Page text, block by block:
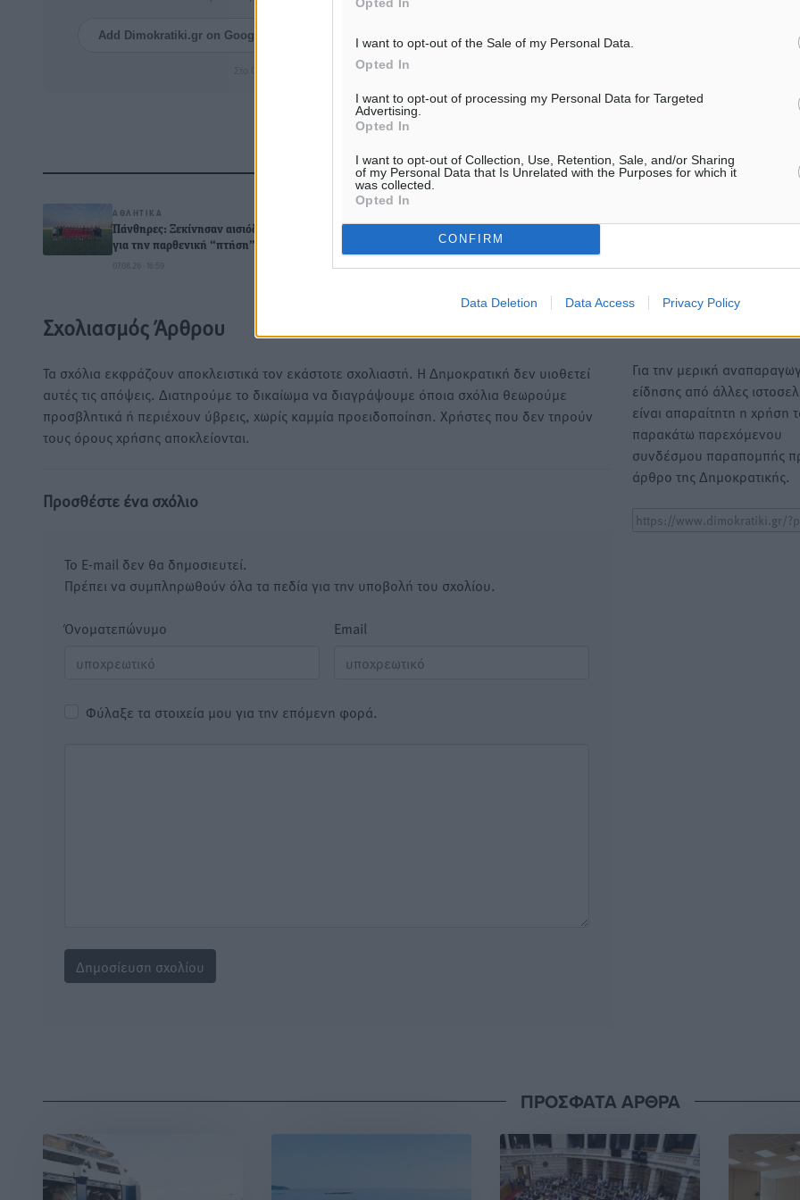
I want to opt-out of the Sale of my Personal Data.
Opted In
I want to opt-out of processing my Personal Data for Targeted
Advertising.
Opted In
I want to opt-out of Collection, Use, Retention, Sale, and/or Sharing
of my Personal Data that Is Unrelated with the Purposes for which it
was collected.
Opted In
CONFIRM
Data Deletion Data Access Privacy Policy
Add Dimokratiki.gr on Google ↗ Ακολουθήστε μας στο Google News ★ ↗
Στο Google News πατήστε ★ Ακολουθήστε
ΔΙΑΒΑΣΕ ΕΠΙΣΗΣ
ΑΘΛΗΤΙΚΆ
Πάνθηρες: Ξεκίνησαν αισιόδοξοι
για την παρθενική “πτήση” τους
07.08.26 · 16:59
του άτυχου Ιάκωβου Θωμά
07.08.26 · 16:57 07.08.26 · 16:53
Σχολιασμός Άρθρου
Τα σχόλια εκφράζουν αποκλειστικά τον εκάστοτε σχολιαστή. Η Δημοκρατική δεν υιοθετεί
αυτές τις απόψεις. Διατηρούμε το δικαίωμα να διαγράψουμε όποια σχόλια θεωρούμε
προσβλητικά ή περιέχουν ύβρεις, χωρίς καμμία προειδοποίηση. Χρήστες που δεν τηρούν
τους όρους χρήσης αποκλείονται.
Προσθέστε ένα σχόλιο
Το E-mail δεν θα δημοσιευτεί.
Πρέπει να συμπληρωθούν όλα τα πεδία για την υποβολή του σχολίου.
Όνοματεπώνυμο Email
Φύλαξε τα στοιχεία μου για την επόμενη φορά.
Για την μερική
είδησης από άλλες
είναι απαραίτητη η χρήση
παρακάτω παρεχόμενου
συνδέσμου παραπομπής
άρθρο της Δημοκρατικής.
ΠΡΟΣΦΑΤΑ ΑΡΘΡΑ